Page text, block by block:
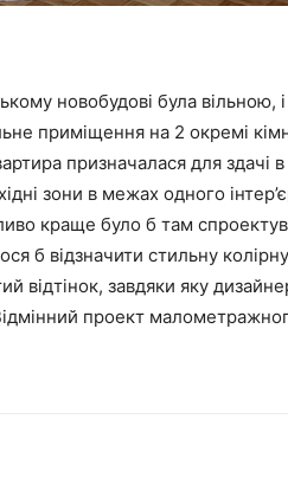
новобудові була вільною, і
приміщення на 2 окремі
призначалася для здачі в
зони в межах одного
краще було б там
б відзначити стильну колірну
відтінок, завдяки яку
проект